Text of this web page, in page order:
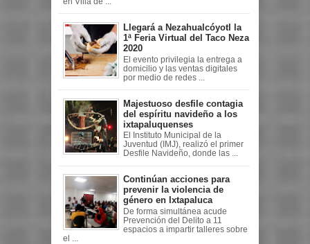
Llegará a Nezahualcóyotl la
1ª Feria Virtual del Taco Neza
2020
El evento privilegia la entrega a
domicilio y las ventas digitales
por medio de redes ...
Majestuoso desfile contagia
del espíritu navideño a los
ixtapaluquenses
El Instituto Municipal de la
Juventud (IMJ), realizó el primer
Desfile Navideño, donde las ...
Continúan acciones para
prevenir la violencia de
género en Ixtapaluca
De forma simultánea acude
Prevención del Delito a 11
espacios a impartir talleres sobre
el ...